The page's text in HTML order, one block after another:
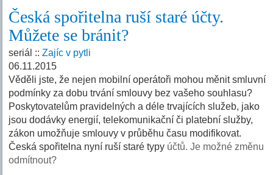
Česká spořitelna ruší staré účty.
Můžete se bránit?
seriál ::Zajíc v pytli
06.11.2015
Věděli jste, že nejen mobilní operátoři mohou měnit smluvní
podmínky za dobu trvání smlouvy bez vašeho souhlasu?
Poskytovatelům pravidelných a déle trvajících služeb, jako
jsou dodávky energií, telekomunikační či platební služby,
zákon umožňuje smlouvy v průběhu času modifikovat.
Česká spořitelna nyní ruší staré typy účtů. Je možné změnu
odmítnout?